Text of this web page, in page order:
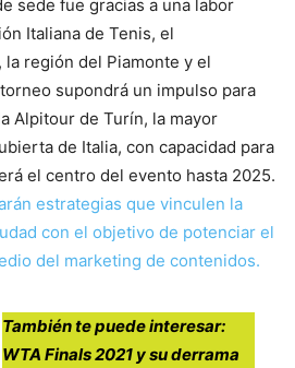
sede fue gracias a una labor
Italiana de Tenis, el
región del Piamonte y el
supondrá un impulso para
Alpitour de Turín, la mayor
de Italia, con capacidad para
el centro del evento hasta 2025.
estrategias que vinculen la
con el objetivo de potenciar el
del marketing de contenidos.
También te puede interesar:
WTA Finals 2021 y su derrama